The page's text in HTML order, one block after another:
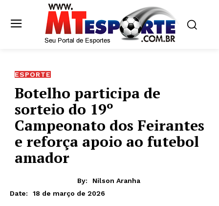
ESPORTE
Botelho participa de
sorteio do 19º
Campeonato dos Feirantes
e reforça apoio ao futebol
amador
By:
Nilson Aranha
Date:
18 de março de 2026